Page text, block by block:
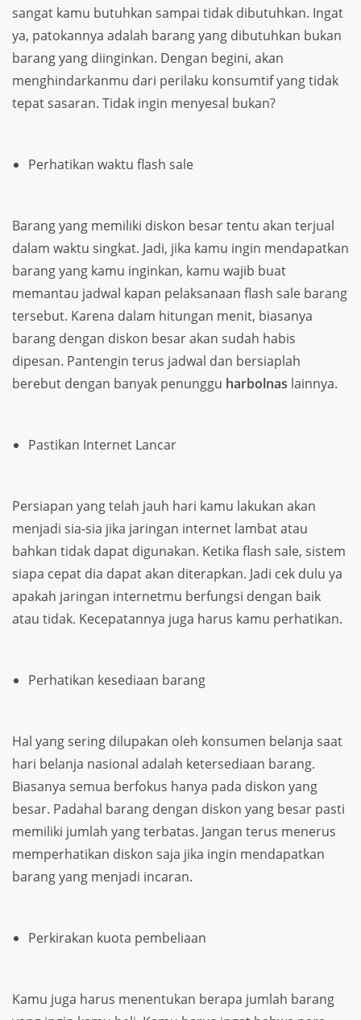
sangat kamu butuhkan sampai tidak dibutuhkan. Ingat
ya, patokannya adalah barang yang dibutuhkan bukan
barang yang diinginkan. Dengan begini, akan
menghindarkanmu dari perilaku konsumtif yang tidak
tepat sasaran. Tidak ingin menyesal bukan?
Perhatikan waktu flash sale
Barang yang memiliki diskon besar tentu akan terjual
dalam waktu singkat. Jadi, jika kamu ingin mendapatkan
barang yang kamu inginkan, kamu wajib buat
memantau jadwal kapan pelaksanaan flash sale barang
tersebut. Karena dalam hitungan menit, biasanya
barang dengan diskon besar akan sudah habis
dipesan. Pantengin terus jadwal dan bersiaplah
berebut dengan banyak penunggu harbolnas lainnya.
Pastikan Internet Lancar
Persiapan yang telah jauh hari kamu lakukan akan
menjadi sia-sia jika jaringan internet lambat atau
bahkan tidak dapat digunakan. Ketika flash sale, sistem
siapa cepat dia dapat akan diterapkan. Jadi cek dulu ya
apakah jaringan internetmu berfungsi dengan baik
atau tidak. Kecepatannya juga harus kamu perhatikan.
Perhatikan kesediaan barang
Hal yang sering dilupakan oleh konsumen belanja saat
hari belanja nasional adalah ketersediaan barang.
Biasanya semua berfokus hanya pada diskon yang
besar. Padahal barang dengan diskon yang besar pasti
memiliki jumlah yang terbatas. Jangan terus menerus
memperhatikan diskon saja jika ingin mendapatkan
barang yang menjadi incaran.
Perkirakan kuota pembeliaan
Kamu juga harus menentukan berapa jumlah barang